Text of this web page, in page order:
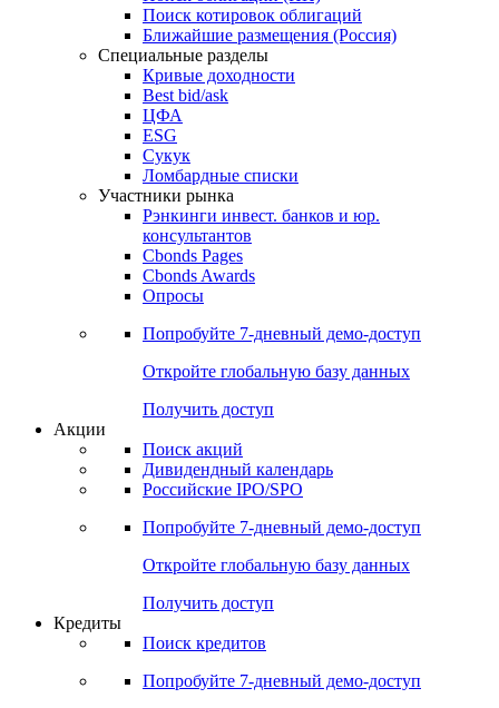
Облигации
Поиски
Поиск облигаций & Карты рынка
Поиск облигаций (ИИ)
Поиск котировок облигаций
Ближайшие размещения (Россия)
Специальные разделы
Кривые доходности
Best bid/ask
ЦФА
ESG
Сукук
Ломбардные списки
Участники рынка
Рэнкинги инвест. банков и юр.
Cbonds Pages
Опросы
Попробуйте7-дневный
Откройте глобальную базу данных
Получить доступ
Поиск акций
Российские IPO/SPO
Попробуйте7-дневный
Откройте глобальную базу данных
Получить доступ